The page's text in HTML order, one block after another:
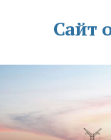
Сайт